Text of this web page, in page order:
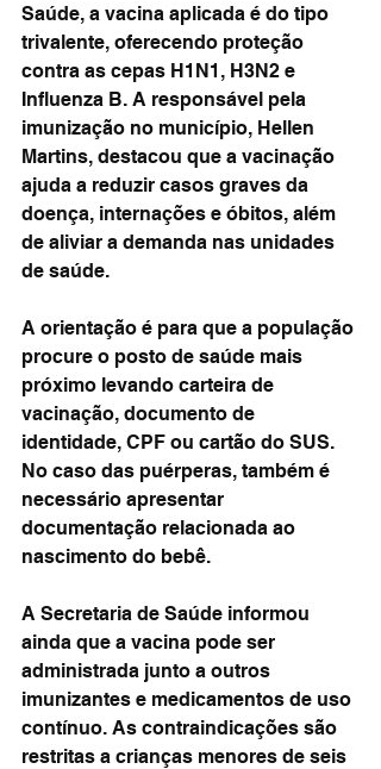
Saúde, a vacina aplicada é do tipo
trivalente, oferecendo proteção
contra as cepas H1N1, H3N2 e
Influenza B. A responsável pela
imunização no município, Hellen
Martins, destacou que a vacinação
ajuda a reduzir casos graves da
doença, internações e óbitos, além
de aliviar a demanda nas unidades
de saúde.
A orientação é para que a população
procure o posto de saúde mais
próximo levando carteira de
vacinação, documento de
identidade, CPF ou cartão do SUS.
No caso das puérperas, também é
necessário apresentar
documentação relacionada ao
nascimento do bebê.
A Secretaria de Saúde informou
ainda que a vacina pode ser
administrada junto a outros
imunizantes e medicamentos de uso
contínuo. As contraindicações são
restritas a crianças menores de seis